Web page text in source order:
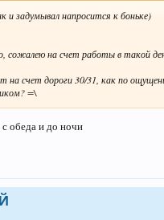
задумывал напросится к боньке)
сожалею на счет работы в такой
на счет дороги 30/31, как по
=\
обеда и до ночи